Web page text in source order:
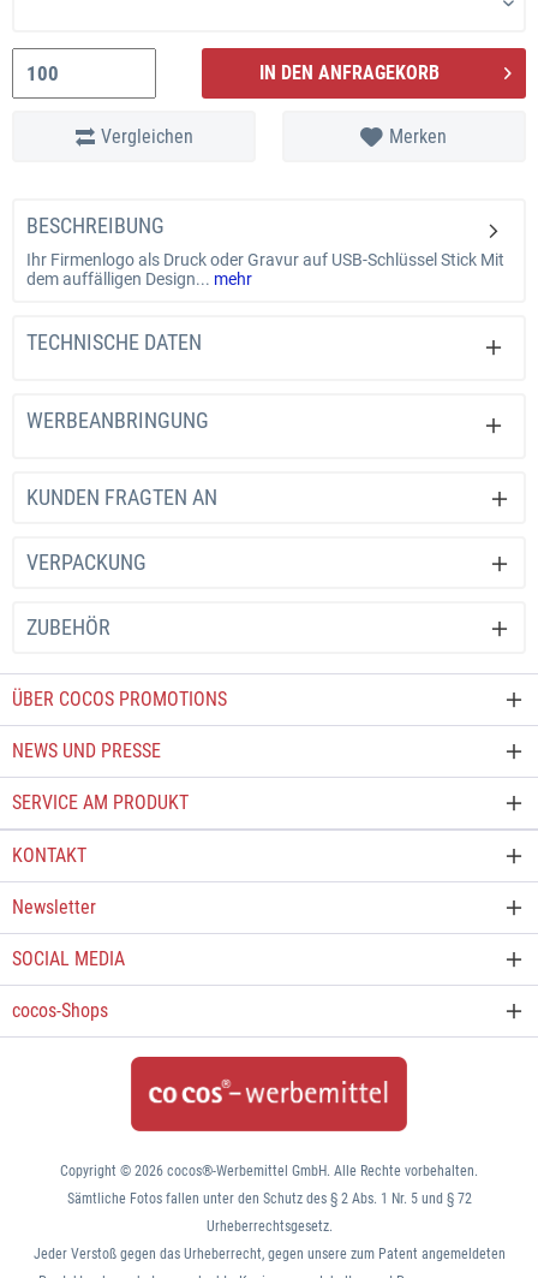
IN DEN ANFRAGEKORB
Vergleichen Merken
BESCHREIBUNG
Ihr Firmenlogo als Druck oder Gravur auf USB-Schlüssel Stick Mit
dem auffälligen Design... mehr
TECHNISCHE DATEN
WERBEANBRINGUNG
KUNDEN FRAGTEN AN
VERPACKUNG
ZUBEHÖR
ÜBER COCOS PROMOTIONS
NEWS UND PRESSE
SERVICE AM PRODUKT
KONTAKT
Newsletter
SOCIAL MEDIA
cocos-Shops
Copyright © 2026 cocos®-Werbemittel GmbH. Alle Rechte vorbehalten.
Sämtliche Fotos fallen unter den Schutz des § 2 Abs. 1 Nr. 5 und § 72
Urheberrechtsgesetz.
Jeder Verstoß gegen das Urheberrecht, gegen unsere zum Patent angemeldeten